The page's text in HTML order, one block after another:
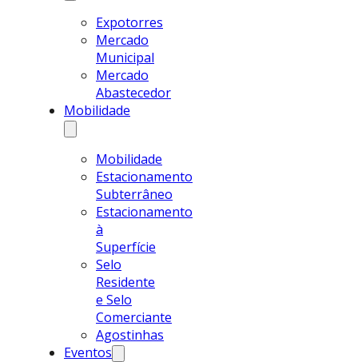
Expotorres
Mercado
Municipal
Mercado
Abastecedor
Mobilidade
Mobilidade
Estacionamento
Subterrâneo
Estacionamento
à
Superfície
Selo
Residente
e Selo
Comerciante
Agostinhas
Eventos